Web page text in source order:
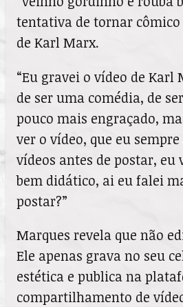
tentativa de tornar cômico
de Karl Marx.
“Eu gravei o vídeo de Karl
de ser uma comédia, de
pouco mais engraçado,
ver o vídeo, que eu
vídeos antes de postar, eu
bem didático, ai eu falei
postar?”
Marques revela que não
Ele apenas grava no seu
estética e publica na
compartilhamento de